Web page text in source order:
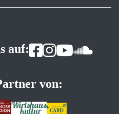
auf:
von: